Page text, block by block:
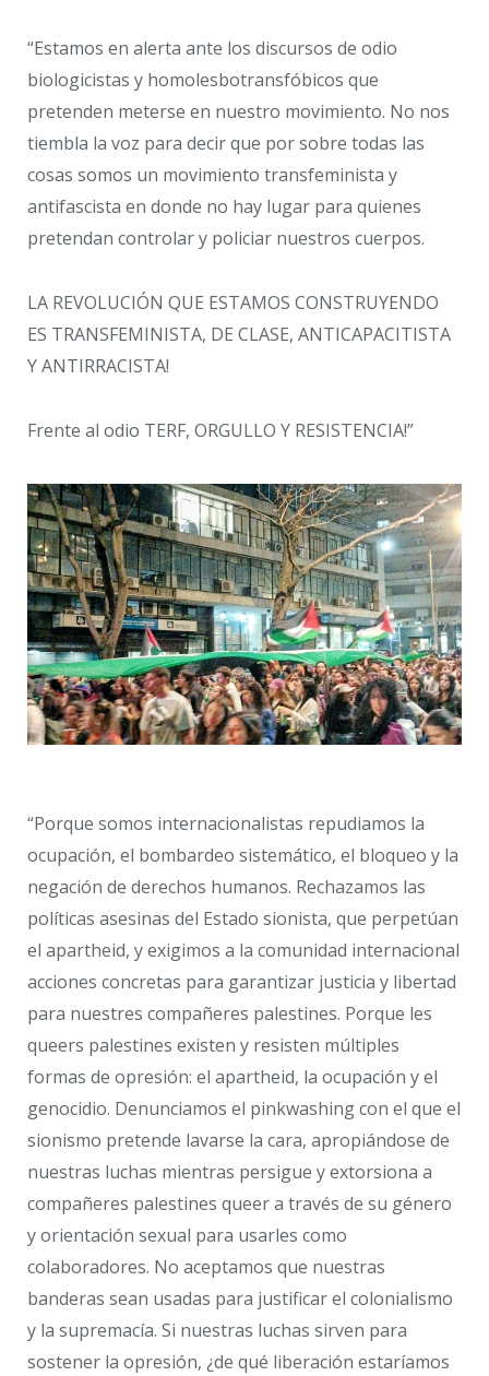
“Estamos en alerta ante los discursos de odio
biologicistas y homolesbotransfóbicos que
pretenden meterse en nuestro movimiento. No nos
tiembla la voz para decir que por sobre todas las
cosas somos un movimiento transfeminista y
antifascista en donde no hay lugar para quienes
pretendan controlar y policiar nuestros cuerpos.
LA REVOLUCIÓN QUE ESTAMOS CONSTRUYENDO
ES TRANSFEMINISTA, DE CLASE, ANTICAPACITISTA
Y ANTIRRACISTA!
Frente al odio TERF, ORGULLO Y RESISTENCIA!”
“Porque somos internacionalistas repudiamos la
ocupación, el bombardeo sistemático, el bloqueo y la
negación de derechos humanos. Rechazamos las
políticas asesinas del Estado sionista, que perpetúan
el apartheid, y exigimos a la comunidad internacional
acciones concretas para garantizar justicia y libertad
para nuestres compañeres palestines. Porque les
queers palestines existen y resisten múltiples
formas de opresión: el apartheid, la ocupación y el
genocidio. Denunciamos el pinkwashing con el que el
sionismo pretende lavarse la cara, apropiándose de
nuestras luchas mientras persigue y extorsiona a
compañeres palestines queer a través de su género
y orientación sexual para usarles como
colaboradores. No aceptamos que nuestras
banderas sean usadas para justificar el colonialismo
y la supremacía. Si nuestras luchas sirven para
sostener la opresión, ¿de qué liberación estaríamos